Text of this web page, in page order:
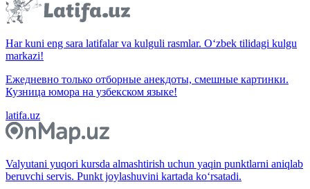
Har kuni eng sara latifalar va kulguli rasmlar. O‘zbek tilidagi kulgu
markazi!
Ежедневно только отборные анекдоты, смешные картинки.
Кузница юмора на узбекском языке!
latifa.uz
Valyutani yuqori kursda almashtirish uchun yaqin punktlarni aniqlab
beruvchi servis. Punkt joylashuvini kartada ko‘rsatadi.